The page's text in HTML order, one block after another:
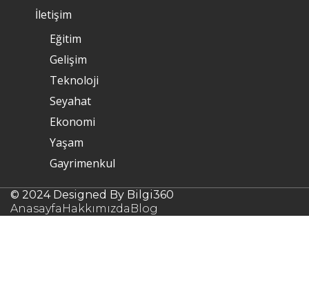
İletişim
Eğitim
Gelişim
Teknoloji
Seyahat
Ekonomi
Yaşam
Gayrimenkul
© 2024 Designed By Bilgi360
Anasayfa Hakkımızda Blog